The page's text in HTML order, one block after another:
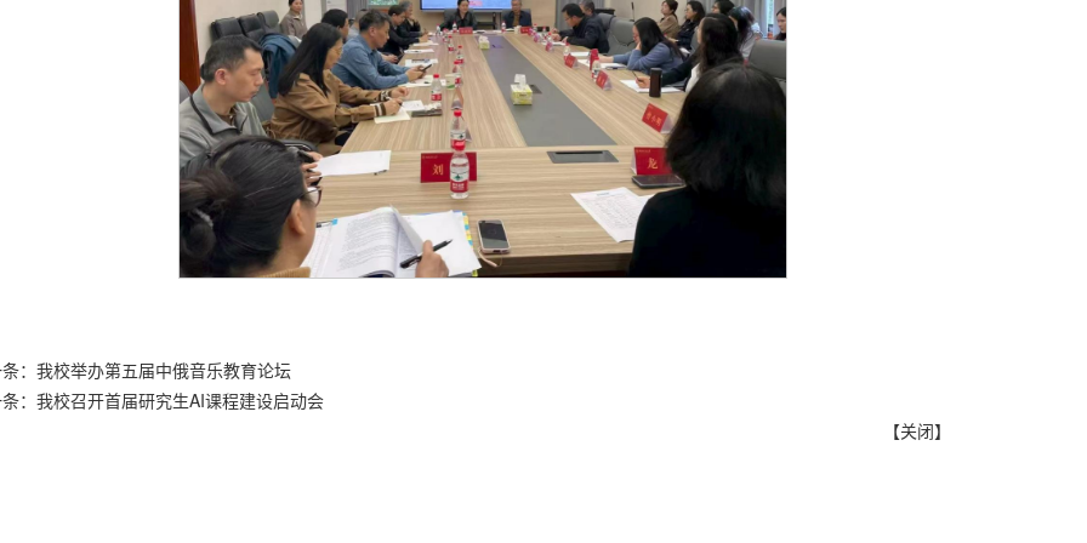
： 我校举办第五届中俄音乐教育论坛
： 我校召开首届研究生AI课程建设启动会
【关闭】